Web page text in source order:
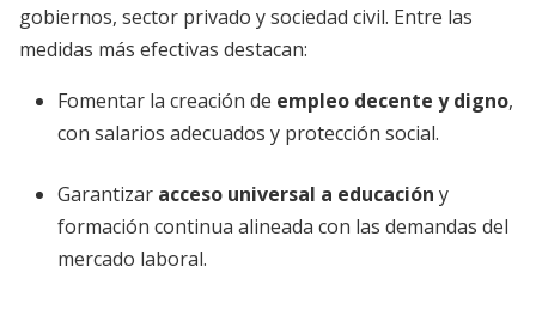
gobiernos, sector privado y sociedad civil. Entre las
medidas más efectivas destacan:
Fomentar la creación de empleo decente y digno,
con salarios adecuados y protección social.
Garantizar acceso universal a educación y
formación continua alineada con las demandas del
mercado laboral.